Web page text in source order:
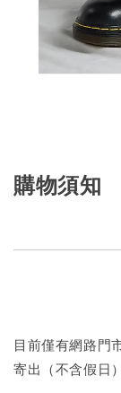
購物須知
目前僅有網路門
寄出（不含假日）